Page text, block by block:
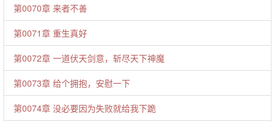
第0070章 来者不善
第0071章 重生真好
第0072章 一道伏天剑意，斩尽天下神魔
第0073章 给个拥抱，安慰一下
第0074章 没必要因为失败就给我下跪